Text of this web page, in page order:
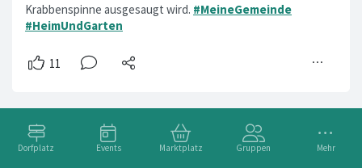
Dorfplatz Events Marktplatz Gruppen Mehr
Krabbenspinne ausgesaugt wird. #MeineGemeinde
#HeimUndGarten